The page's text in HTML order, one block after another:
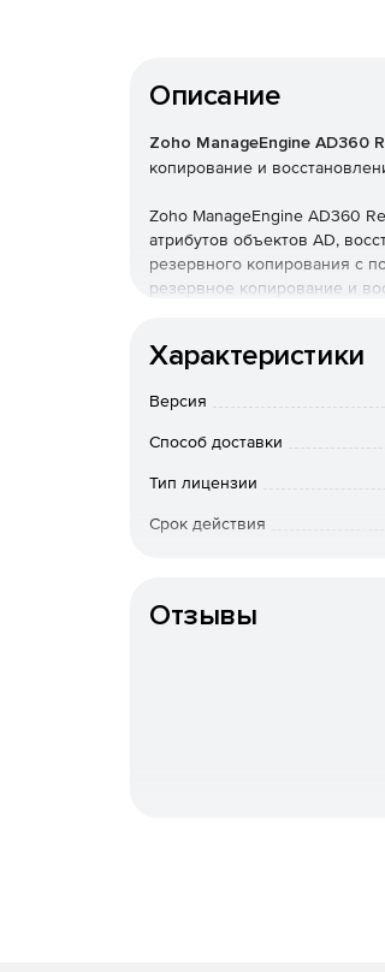
Описание
Zoho ManageEngine AD360
копирование и
Zoho ManageEngine AD360
атрибутов объектов AD,
резервного копирования с
резервное копирование и
Характеристики
Версия
Способ доставки
Тип лицензии
Срок действия
Отзывы